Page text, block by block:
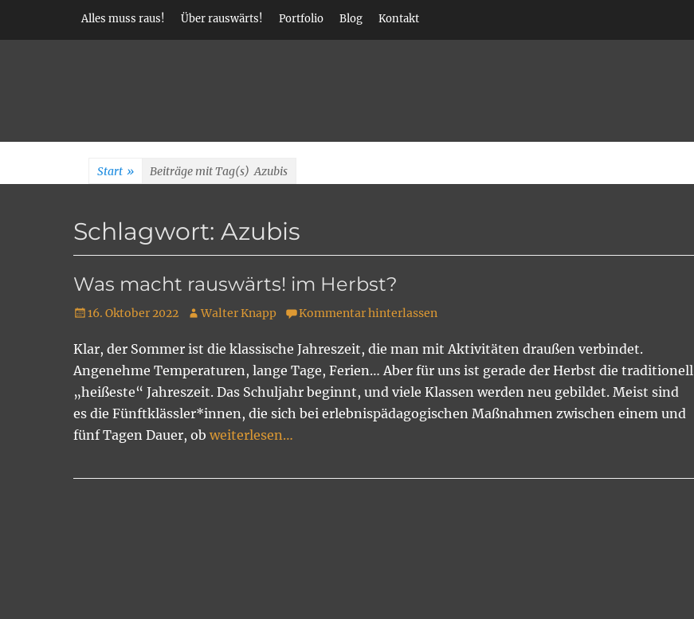
Alles muss raus! Über rauswärts! Portfolio Blog Kontakt
Start » Beiträge mit Tag(s)Azubis
Schlagwort: Azubis
Was macht rauswärts! im Herbst?
Veröffentlicht
16. Oktober 2022 Autor
Walter Knapp Kommentar hinterlassen
Klar, der Sommer ist die klassische Jahreszeit, die man mit Aktivitäten draußen verbindet.
Angenehme Temperaturen, lange Tage, Ferien… Aber für uns ist gerade der Herbst die traditionell
„heißeste“ Jahreszeit. Das Schuljahr beginnt, und viele Klassen werden neu gebildet. Meist sind
es die Fünftklässler*innen, die sich bei erlebnispädagogischen Maßnahmen zwischen einem und
fünf Tagen Dauer, ob weiterlesen…